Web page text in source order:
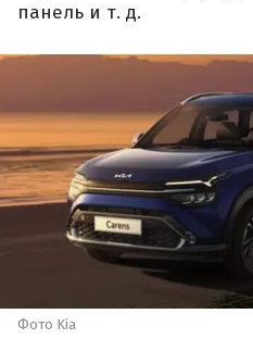
панель и т. д.
Фото Kia